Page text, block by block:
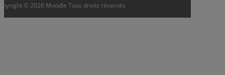
© 2026 Moodle Tous droits réservés